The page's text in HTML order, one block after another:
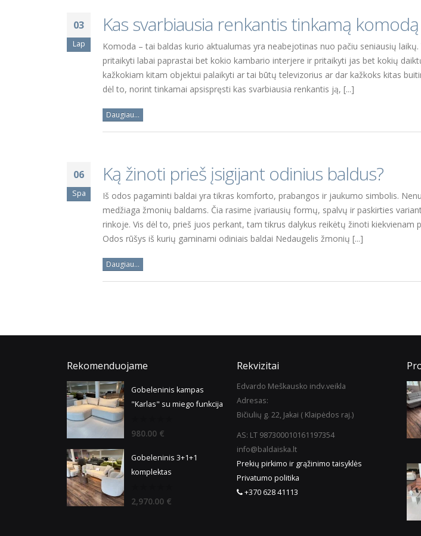
03
Lap
Kas svarbiausia renkantis tinkamą
Komoda – tai baldas kurio aktualumas yra neabejotinas nuo pačiu seniausių
pritaikyti labai paprastai bet kokio kambario interjere ir pritaikyti jas bet kokių
kažkokiam kitam objektui palaikyti ar tai būtų televizorius ar dar kažkoks kitas
dėl to, norint tinkamai apsispręsti kas svarbiausia renkantis ją, [...]
Daugiau...
06
Spa
Ką žinoti prieš įsigijant odinius baldus?
Iš odos pagaminti baldai yra tikras komforto, prabangos ir jaukumo simbolis.
medžiaga žmonių baldams. Čia rasime įvariausių formų, spalvų ir paskirties
rinkoje. Vis dėl to, prieš juos perkant, tam tikrus dalykus reikėtų žinoti kiekvienam
Odos rūšys iš kurių gaminami odiniais baldai Nedaugelis žmonių [...]
Daugiau...
Rekomenduojame
Gobeleninis kampas
"Karlas" su miego funkcija
0
out
980.00 €
Gobeleninis 3+1+1
komplektas
0
out
2,970.00 €
Rekvizitai
Edvardo Meškausko indv.veikla
Adresas:
Bičiulių g. 22, Jakai ( Klaipėdos raj.)
AS: LT 987300010161197354
info@baldaiska.lt
Prekių pirkimo ir grąžinimo taisyklės
Privatumo politika
+370 628 41113